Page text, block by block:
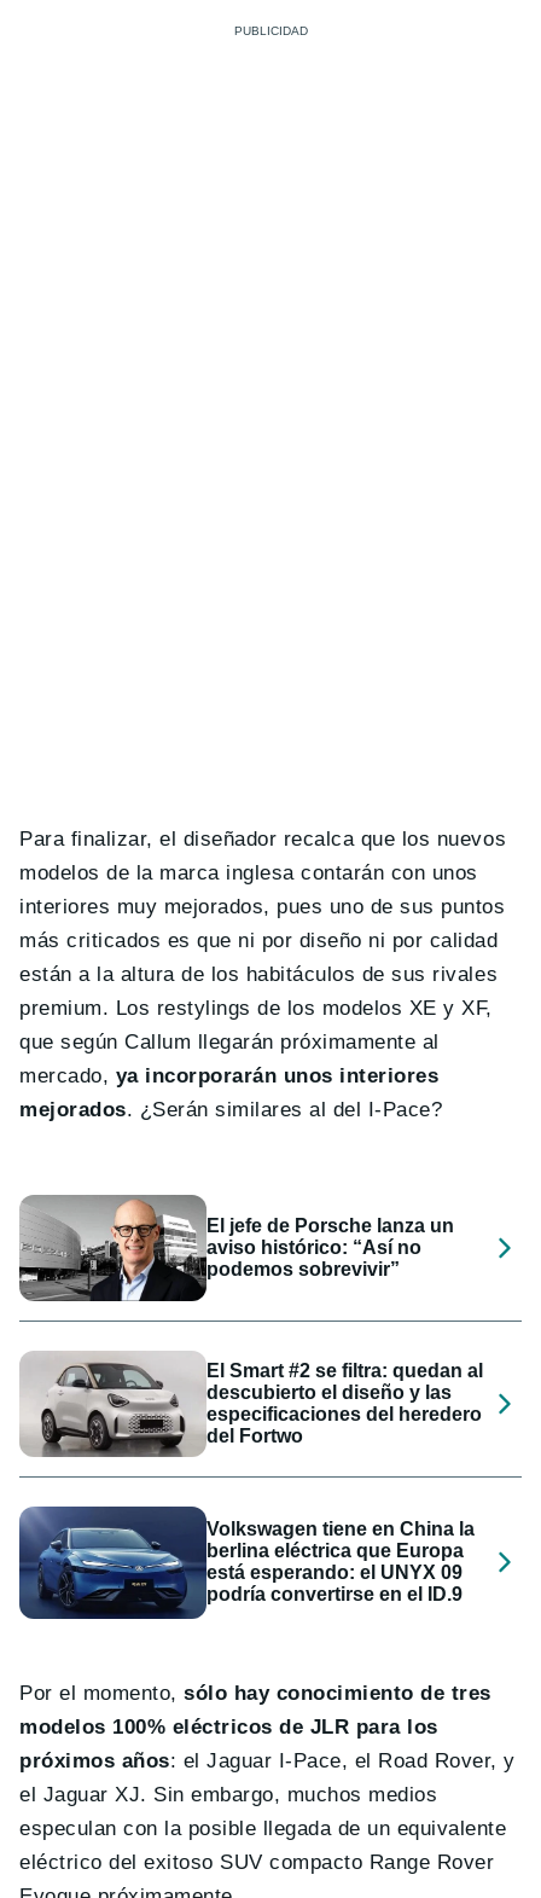
Para finalizar, el diseñador recalca que los nuevos
modelos de la marca inglesa contarán con unos
interiores muy mejorados, pues uno de sus puntos
más criticados es que ni por diseño ni por calidad
están a la altura de los habitáculos de sus rivales
premium. Los restylings de los modelos XE y XF,
que según Callum llegarán próximamente al
mercado, ya incorporarán unos interiores
mejorados. ¿Serán similares al del I-Pace?
El jefe de Porsche lanza un
aviso histórico: “Así no
podemos sobrevivir”
El Smart #2 se filtra: quedan al
descubierto el diseño y las
especificaciones del heredero
del Fortwo
Volkswagen tiene en China la
berlina eléctrica que Europa
está esperando: el UNYX 09
podría convertirse en el ID.9
Por el momento, sólo hay conocimiento de tres
modelos 100% eléctricos de JLR para los
próximos años: el Jaguar I-Pace, el Road Rover, y
el Jaguar XJ. Sin embargo, muchos medios
especulan con la posible llegada de un equivalente
eléctrico del exitoso SUV compacto Range Rover